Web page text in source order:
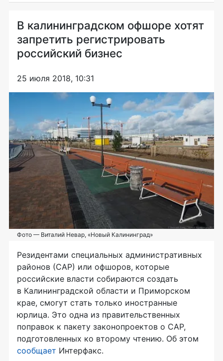
В калининградском офшоре хотят
запретить регистрировать
российский бизнес
25 июля 2018, 10:31
Фото — Виталий Невар, «Новый Калининград»
Резидентами специальных административных
районов (САР) или офшоров, которые
российские власти собираются создать
в Калининградской области и Приморском
крае, смогут стать только иностранные
юрлица. Это одна из правительственных
поправок к пакету законопроектов о САР,
подготовленных ко второму чтению. Об этом
сообщает Интерфакс.